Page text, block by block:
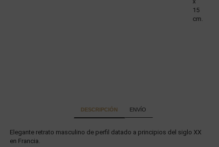
15
cm.
DESCRIPCIÓN ENVÍO
Elegante retrato masculino de perfil datado a principios del siglo XX
en Francia.